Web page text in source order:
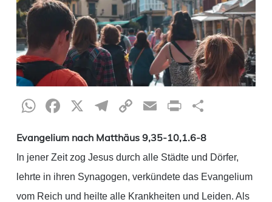
WhatsApp
Facebook
X Telegram
CopyEmailPrint
Evangelium nach Matthäus 9,35-10,1.6-8
In jener Zeit zog Jesus durch alle Städte und Dörfer,
lehrte in ihren Synagogen, verkündete das Evangelium
vom Reich und heilte alle Krankheiten und Leiden. Als